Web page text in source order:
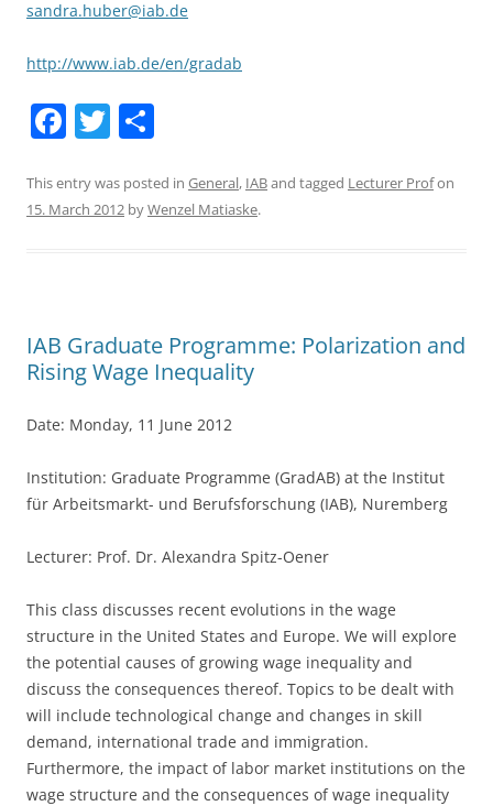
sandra.huber@iab.de
http://www.iab.de/en/gradab
F
c
e
o
k
T
itt
er
ar
e
This entry was posted in General, IABand tagged Lecturer Profon
15. March 2012 byWenzel Matiaske.
IAB Graduate Programme: Polarization and
Rising Wage Inequality
Date: Monday, 11 June 2012
Institution: Graduate Programme (GradAB) at the Institut
für Arbeitsmarkt- und Berufsforschung (IAB), Nuremberg
Lecturer: Prof. Dr. Alexandra Spitz-Oener
This class discusses recent evolutions in the wage
structure in the United States and Europe. We will explore
the potential causes of growing wage inequality and
discuss the consequences thereof. Topics to be dealt with
will include technological change and changes in skill
demand, international trade and immigration.
Furthermore, the impact of labor market institutions on the
wage structure and the consequences of wage inequality